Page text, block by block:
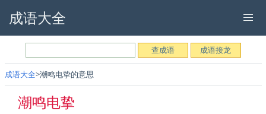
成语大全
成语大全 潮鸣电挚的意思
潮鸣电挚